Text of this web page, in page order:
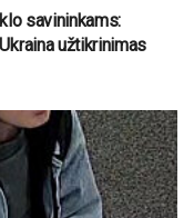
savininkams:
užtikrinimas